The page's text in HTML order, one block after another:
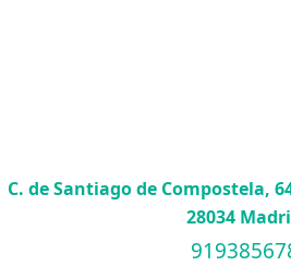
C. de Santiago de Compostela,
28034